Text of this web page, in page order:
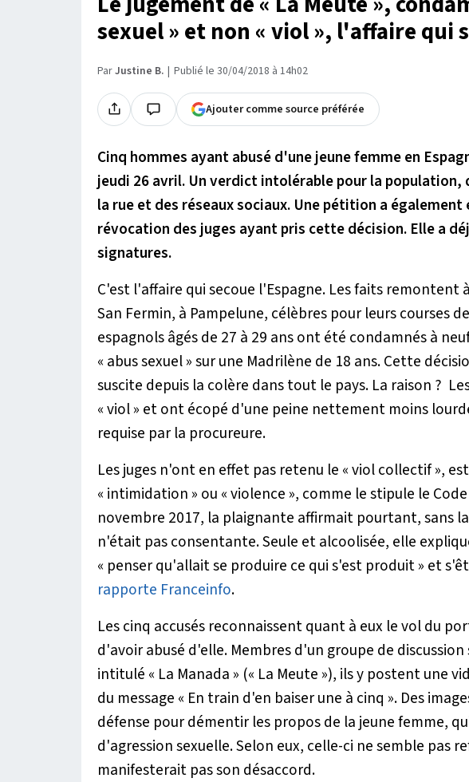
sexuel » et non « viol », l'affaire qui
ParJustine B. Publié le 30/04/2018 à 14h02
Ajouter comme source préférée
Cinq hommes ayant abusé d'une jeune femme en
jeudi 26 avril. Un verdict intolérable pour la
la rue et des réseaux sociaux. Une pétition a
révocation des juges ayant pris cette décision. Elle a
signatures.
C'est l'affaire qui secoue l'Espagne. Les faits remontent
San Fermin, à Pampelune, célèbres pour leurs courses
espagnols âgés de 27 à 29 ans ont été condamnés à
« abus sexuel » sur une Madrilène de 18 ans. Cette
suscite depuis la colère dans tout le pays. La raison ?
« viol » et ont écopé d'une peine nettement moins
requise par la procureure.
Les juges n'ont en effet pas retenu le « viol collectif »,
« intimidation » ou « violence », comme le stipule le
novembre 2017, la plaignante affirmait pourtant, sans
n'était pas consentante. Seule et alcoolisée, elle
« penser qu'allait se produire ce qui s'est produit » et
rapporte Franceinfo.
Les cinq accusés reconnaissent quant à eux le vol du
d'avoir abusé d'elle. Membres d'un groupe de
intitulé « La Manada » (« La Meute »), ils y postent une
du message « En train d'en baiser une à cinq ». Des
défense pour démentir les propos de la jeune femme,
d'agression sexuelle. Selon eux, celle-ci ne semble pas
manifesterait pas son désaccord.